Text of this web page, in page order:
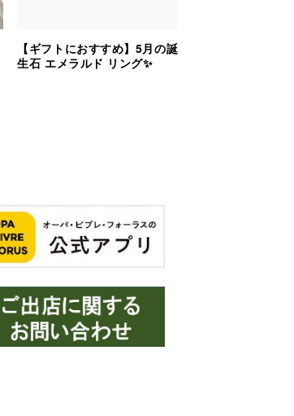
【ギフトにおすすめ】5月の誕
生石 エメラルド リング✨